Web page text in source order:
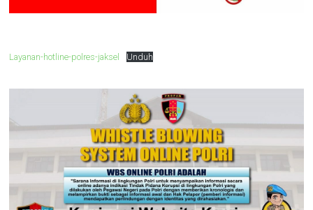
Layanan-hotline-polres-jaksel Unduh